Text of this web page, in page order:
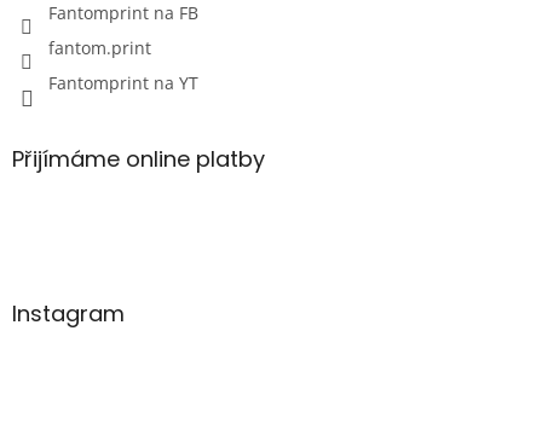
Fantomprint na FB
fantom.print
Fantomprint na YT
Přijímáme online platby
Instagram